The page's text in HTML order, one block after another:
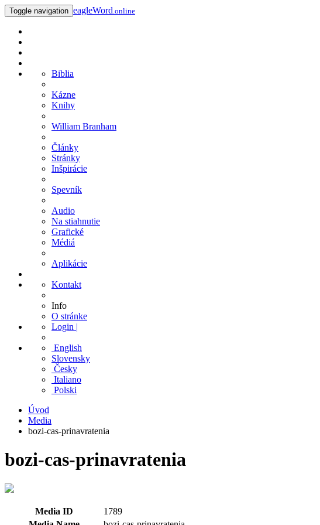
Toggle navigation eagleWord.online
Biblia
Kázne
Knihy
William Branham
Články
Stránky
Inšpirácie
Spevník
Audio
Na stiahnutie
Grafické
Médiá
Aplikácie
Kontakt
Info
O stránke
Login |
English
Slovensky
Česky
Italiano
Polski
Úvod
Media
bozi-cas-prinavratenia
bozi-cas-prinavratenia
Media ID
1789